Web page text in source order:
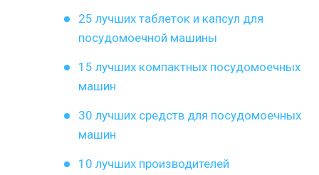
25 лучших таблеток и капсул для
посудомоечной машины
15 лучших компактных посудомоечных
машин
30 лучших средств для посудомоечных
машин
10 лучших производителей